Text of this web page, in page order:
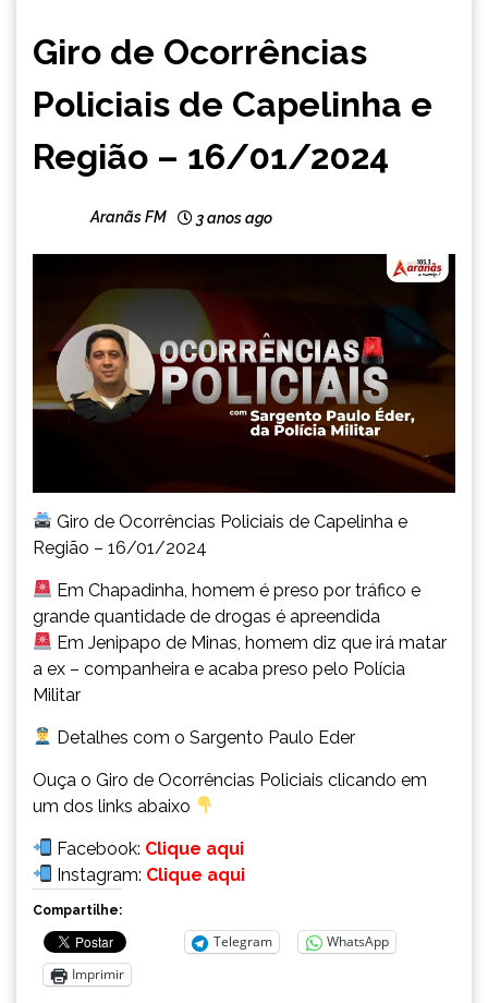
MINAS
NOTÍCIAS
Giro de Ocorrências
Policiais de Capelinha e
Região – 16/01/2024
Aranãs FM 3 anos ago
Giro de Ocorrências Policiais de Capelinha e
Região – 16/01/2024
Em Chapadinha, homem é preso por tráfico e
grande quantidade de drogas é apreendida
Em Jenipapo de Minas, homem diz que irá matar
a ex – companheira e acaba preso pelo Polícia
Militar
Detalhes com o Sargento Paulo Eder
Ouça o Giro de Ocorrências Policiais clicando em
um dos links abaixo
Facebook: Clique aqui
Instagram: Clique aqui
Compartilhe:
Telegram
WhatsApp
Imprimir